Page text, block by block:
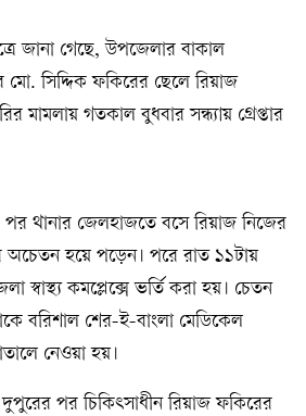
জানা গেছে, উপজেলার বাকাল
মো. সিদ্দিক ফকিরের ছেলে রিয়াজ
মামলায় গতকাল বুধবার সন্ধ্যায় গ্রেপ্তার
পর থানার জেলহাজতে বসে রিয়াজ নিজের
অচেতন হয়ে পড়েন। পরে রাত ১১টায়
কমপ্লেক্সে ভর্তি করা হয়। চেতন
বরিশাল শের-ই-বাংলা মেডিকেল
নেওয়া হয়।
পর চিকিৎসাধীন রিয়াজ ফকিরের